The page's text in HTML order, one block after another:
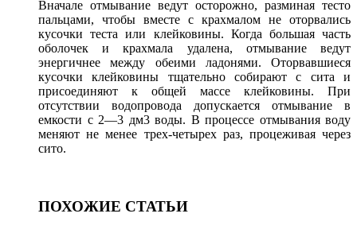
Вначале отмывание ведут осторожно, разминая тесто
пальцами, чтобы вместе с крахмалом не оторвались
кусочки теста или клейковины. Когда большая часть
оболочек и крахмала удалена, отмывание ведут
энергичнее между обеими ладонями. Оторвавшиеся
кусочки клейковины тщательно собирают с сита и
присоединяют к общей массе клейковины. При
отсутствии водопровода допускается отмывание в
емкости с 2—3 дм3 воды. В процессе отмывания воду
меняют не менее трех-четырех раз, процеживая через
сито.
ПОХОЖИЕ СТАТЬИ